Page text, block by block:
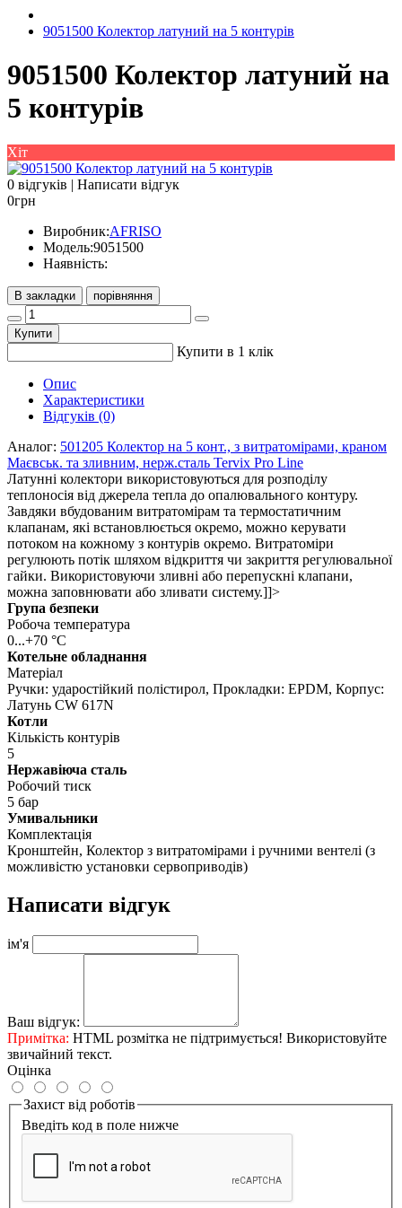
9051500 Колектор латуний на 5 контурів
9051500 Колектор латуний на
5 контурів
Хіт
0 відгуків | Написати відгук
0грн
Виробник:AFRISO
Модель:9051500
Наявність:
В закладки порівняння
Купити
Купити в 1 клік
Опис
Характеристики
Відгуків (0)
Аналог: 501205 Колектор на 5 конт., з витратомірами, краном
Маєвськ. та зливним, нерж.сталь Tervix Pro Line
Латунні колектори використовуються для розподілу
теплоносія від джерела тепла до опалювального контуру.
Завдяки вбудованим витратомірам та термостатичним
клапанам, які встановлюється окремо, можно керувати
потоком на кожному з контурів окремо. Витратоміри
регулюють потік шляхом відкриття чи закриття регулювальної
гайки. Використовуючи зливні або перепускні клапани,
можна заповнювати або зливати систему.]]>
Група безпеки
Робоча температура
0...+70 °С
Котельне обладнання
Матеріал
Ручки: ударостійкий полістирол, Прокладки: EPDM, Корпус:
Латунь CW 617N
Котли
Кількість контурів
5
Нержавіюча сталь
Робочий тиск
5 бар
Умивальники
Комплектація
Кронштейн, Колектор з витратомірами і ручними вентелі (з
можливістю установки сервоприводів)
Написати відгук
ім'я
Ваш відгук:
Примітка: HTML розмітка не підтримується! Використовуйте
звичайний текст.
Оцінка
Захист від роботів
Введіть код в поле нижче